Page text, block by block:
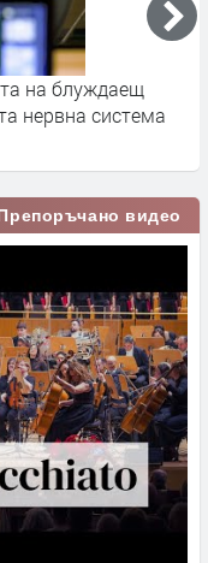
на блуждаещ
нервна система
видео